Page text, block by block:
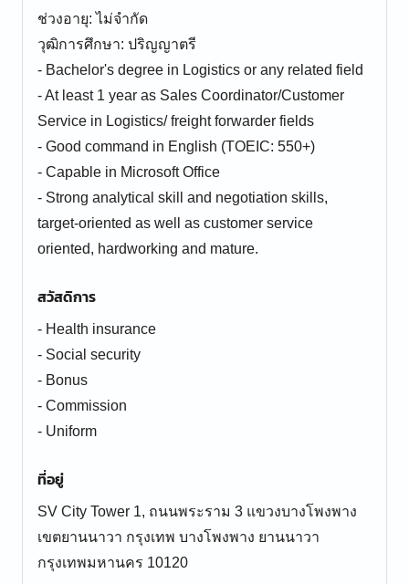
ช่วงอายุ: ไม่จำกัด
วุฒิการศึกษา: ปริญญาตรี
- Bachelor's degree in Logistics or any related field
- At least 1 year as Sales Coordinator/Customer
Service in Logistics/ freight forwarder fields
- Good command in English (TOEIC: 550+)
- Capable in Microsoft Office
- Strong analytical skill and negotiation skills,
target-oriented as well as customer service
oriented, hardworking and mature.
สวัสดิการ
- Health insurance
- Social security
- Bonus
- Commission
- Uniform
ที่อยู่
SV City Tower 1, ถนนพระราม 3 แขวงบางโพงพาง
เขตยานนาวา กรุงเทพ บางโพงพาง ยานนาวา
กรุงเทพมหานคร 10120